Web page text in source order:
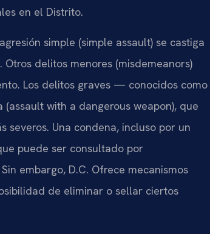
en el Distrito.
simple (simple assault) se castiga
delitos menores (misdemeanors)
Los delitos graves — conocidos como
with a dangerous weapon), que
severos. Una condena, incluso por un
puede ser consultado por
embargo, D.C. Ofrece mecanismos
de eliminar o sellar ciertos